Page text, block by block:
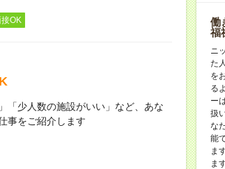
OK
「少人数の施設がいい」など、あな
事をご紹介します
働
福
ニ
た
を
る
ー
扱
な
能
ま
ま